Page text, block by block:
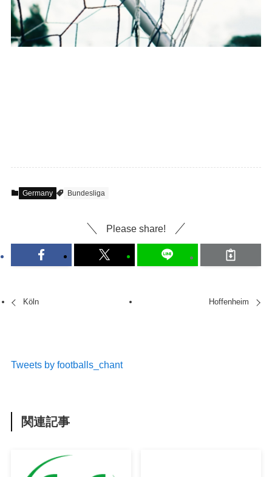
Germany Bundesliga
Please share!
Köln Hoffenheim
Tweets by footballs_chant
関連記事